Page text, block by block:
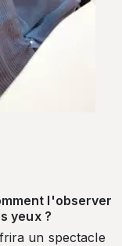
l'observer
yeux ?
un spectacle